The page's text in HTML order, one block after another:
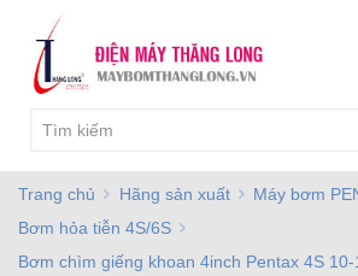
Trang chủ Hãng sản xuất
Máy bơm
Bơm hỏa tiễn 4S/6S
Bơm chìm giếng khoan 4inch Pentax 4S 10-